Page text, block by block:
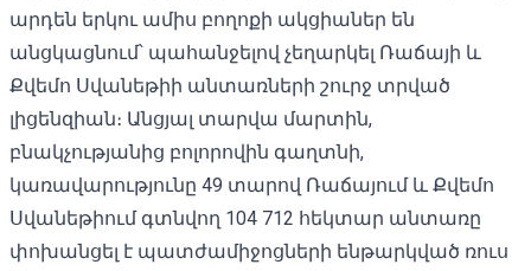
արդեն երկու ամիս բողոքի ակցիաներ են
անցկացնում՝ պահանջելով չեղարկել Ռաճայի և
Քվեմո Սվանեթիի անտառների շուրջ տրված
լիցենզիան։ Անցյալ տարվա մարտին,
բնակչությանից բոլորովին գաղտնի,
կառավարությունը 49 տարով Ռաճայում և Քվեմո
Սվանեթիում գտնվող 104 712 հեկտար անտառը
փոխանցել է պատժամիջոցների ենթարկված ռուս